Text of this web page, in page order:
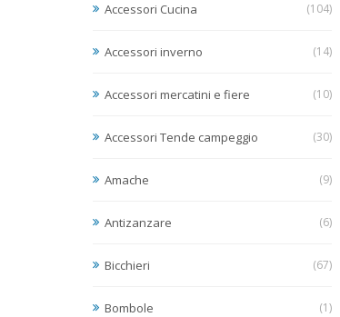
Accessori Cucina (104)
Accessori inverno (14)
Accessori mercatini e fiere (10)
Accessori Tende campeggio (30)
Amache (9)
Antizanzare (6)
Bicchieri (67)
Bombole (1)